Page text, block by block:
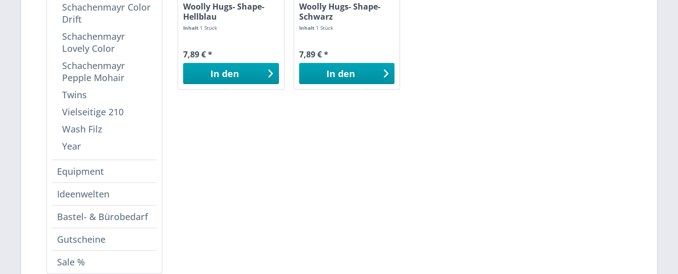
Schachenmayr Color
Drift
Schachenmayr
Lovely Color
Schachenmayr
Pepple Mohair
Twins
Vielseitige 210
Wash Filz
Year
Equipment
Ideenwelten
Bastel- & Bürobedarf
Gutscheine
Sale %
Woolly Hugs- Shape-
Hellblau
Inhalt 1 Stück
7,89 € *
In den
Warenkorb
Woolly Hugs- Shape-
Schwarz
Inhalt 1 Stück
7,89 € *
In den
Warenkorb